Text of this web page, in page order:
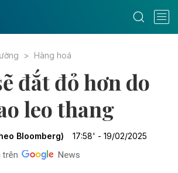
Hàng hoá
đắt đỏ hơn do
leo thang
Bloomberg) 17:58' - 19/02/2025